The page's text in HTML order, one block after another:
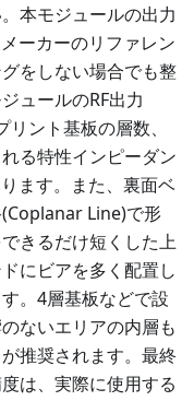
本モジュールの出力
ーカーのリファレン
をしない場合でも整
ュールのRF出力
ント基板の層数、
る特性インピーダン
ます。また、裏面ベ
Line)で形
きるだけ短くした上
にビアを多く配置し
。4層基板などで設
ないエリアの内層も
推奨されます。最終
は、実際に使用する